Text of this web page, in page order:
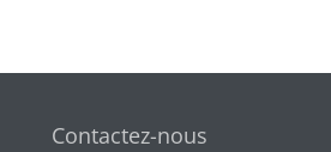
Contactez-nous